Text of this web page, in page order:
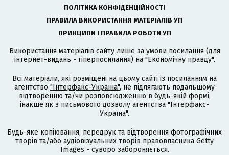
ПОЛІТИКА КОНФІДЕНЦІЙНОСТІ
ПРАВИЛА ВИКОРИСТАННЯ МАТЕРІАЛІВ УП
ПРИНЦИПИ І ПРАВИЛА РОБОТИ УП
Використання матеріалів сайту лише за умови посилання (для
інтернет-видань - гіперпосилання) на "Економічну правду".
Всі матеріали, які розміщені на цьому сайті із посиланням на
агентство "Інтерфакс-Україна", не підлягають подальшому
відтворенню та/чи розповсюдженню в будь-якій формі,
інакше як з письмового дозволу агентства "Інтерфакс-
Україна".
Будь-яке копіювання, передрук та відтворення фотографічних
творів та/або аудіовізуальних творів правовласника Getty
Images - суворо забороняється.